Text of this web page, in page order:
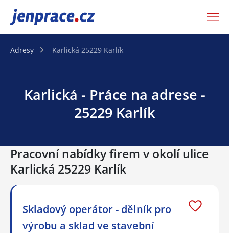
JenPráce.cz
Adresy Karlická 25229 Karlík
Karlická - Práce na adrese -
25229 Karlík
Pracovní nabídky firem v okolí ulice
Karlická 25229 Karlík
Skladový operátor - dělník pro
výrobu a sklad ve stavební